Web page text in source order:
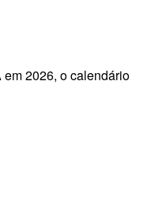
2026, o calendário